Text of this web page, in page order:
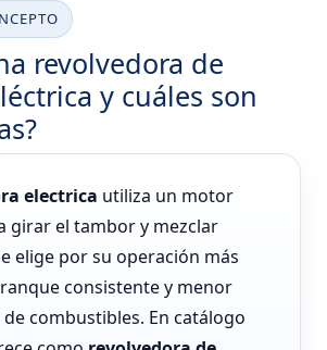
revolvedora de
y cuáles son
electrica utiliza un motor
girar el tambor y mezclar
elige por su operación más
consistente y menor
combustibles. En catálogo